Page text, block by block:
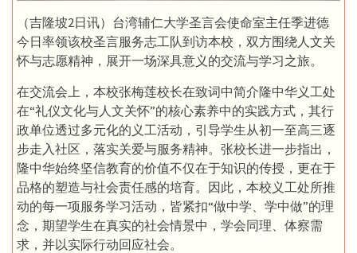
（吉隆坡2日讯）台湾辅仁大学圣言会使命室主任季进德
今日率领该校圣言服务志工队到访本校，双方围绕人文关
怀与志愿精神，展开一场深具意义的交流与学习之旅。
在交流会上，本校张梅莲校长在致词中简介隆中华义工处
在“礼仪文化与人文关怀”的核心素养中的实践方式，其行
政单位透过多元化的义工活动，引导学生从初一至高三逐
步走入社区，落实关爱与服务精神。张校长进一步指出，
隆中华始终坚信教育的价值不仅在于知识的传授，更在于
品格的塑造与社会责任感的培育。因此，本校义工处所推
动的每一项服务学习活动，皆紧扣“做中学、学中做”的理
念，期望学生在真实的社会情景中，学会同理、体察需
求，并以实际行动回应社会。